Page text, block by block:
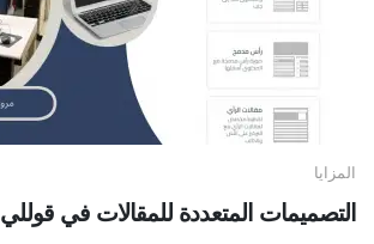
المزايا
التصميمات المتعددة للمقالات في قوللي